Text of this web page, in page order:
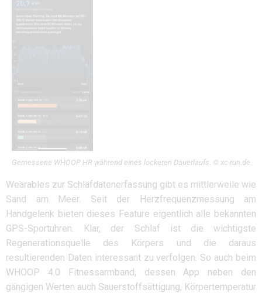
Gemessene WHOOP HR während eines lockeren Dauerlaufs. © xc-run.de
Wearables zur Schlafdatenerfassung gibt es mittlerweile wie
Sand am Meer. Seit der Herzfrequenzmessung am
Handgelenk bieten dieses Feature eigentlich alle bekannten
GPS-Sportuhren. Klar, der Schlaf ist die wichtigste
Regenerationsquelle des Körpers und die daraus
resultierenden Daten interessant zu verfolgen. So auch beim
WHOOP 4.0 Fitnessarmband, dessen App neben den
gängigen Werten auch Sauerstoffsättigung, Körpertemperatur